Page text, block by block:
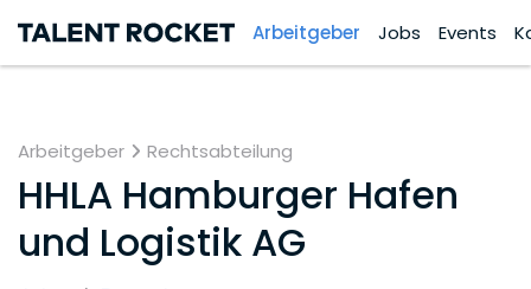
Arbeitgeber Jobs Events
Arbeitgeber Rechtsabteilung
HHLA Hamburger Hafen
und Logistik AG